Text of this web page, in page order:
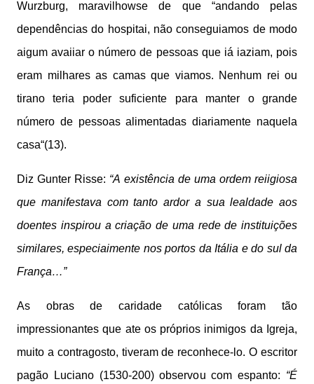
Wurzburg, maravilhowse de que “andando pelas
dependências do hospitai, não conseguiamos de modo
aigum avaiiar o número de pessoas que iá iaziam, pois
eram milhares as camas que viamos. Nenhum rei ou
tirano teria poder suficiente para manter o grande
número de pessoas alimentadas diariamente naquela
casa“(13).
Diz Gunter Risse: “A existência de uma ordem reiigiosa
que manifestava com tanto ardor a sua lealdade aos
doentes inspirou a criação de uma rede de instituições
similares, especiaimente nos portos da Itália e do sul da
França…”
As obras de caridade católicas foram tão
impressionantes que ate os próprios inimigos da Igreja,
muito a contragosto, tiveram de reconhece-lo. O escritor
pagão Luciano (1530-200) observou com espanto: “É